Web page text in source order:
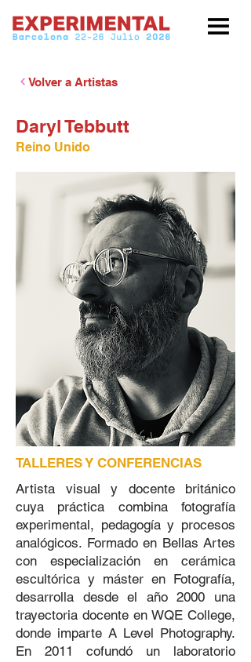
Volver a Artistas
Daryl Tebbutt
Reino Unido
TALLERES Y CONFERENCIAS
Artista visual y docente británico
cuya práctica combina fotografía
experimental, pedagogía y procesos
analógicos. Formado en Bellas Artes
con especialización en cerámica
escultórica y máster en Fotografía,
desarrolla desde el año 2000 una
trayectoria docente en WQE College,
donde imparte A Level Photography.
En 2011 cofundó un laboratorio